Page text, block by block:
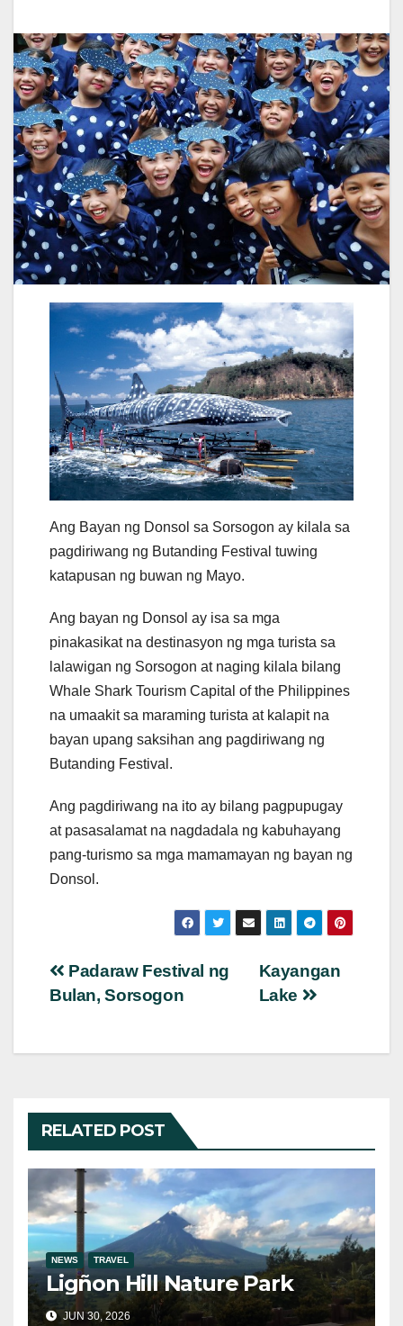
Ang Bayan ng Donsol sa Sorsogon ay kilala sa
pagdiriwang ng Butanding Festival tuwing
katapusan ng buwan ng Mayo.
Ang bayan ng Donsol ay isa sa mga
pinakasikat na destinasyon ng mga turista sa
lalawigan ng Sorsogon at naging kilala bilang
Whale Shark Tourism Capital of the Philippines
na umaakit sa maraming turista at kalapit na
bayan upang saksihan ang pagdiriwang ng
Butanding Festival.
Ang pagdiriwang na ito ay bilang pagpupugay
at pasasalamat na nagdadala ng kabuhayang
pang-turismo sa mga mamamayan ng bayan ng
Donsol.
Post
navigation
Kayangan
Lake
Padaraw Festival ng
Bulan, Sorsogon
RELATED POST
NEWS TRAVEL
Ligñon Hill Nature Park
JUN 30, 2026